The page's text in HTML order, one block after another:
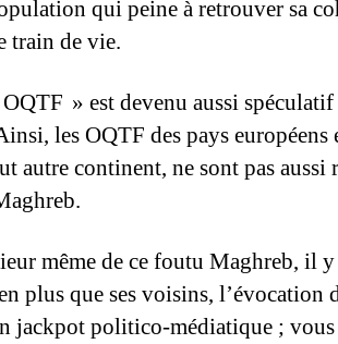
qui peine à retrouver sa
train de vie.
» est devenu aussi
les OQTF des pays européens
autre continent, ne sont pas aussi
même de ce foutu Maghreb, il
plus que ses voisins, l’évocation
jackpot politico-médiatique ; vous